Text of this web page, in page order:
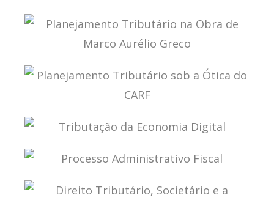
FUNDAMENTOS DO DIREITO TRIBUTÁRIO
BRASILEIRO
PLANEJAMENTO TRIBUTÁRIO NA OBRA DE
MARCO AURÉLIO GRECO
PLANEJAMENTO TRIBUTÁRIO SOB A ÓTICA DO
TRIBUTAÇÃO DA ECONOMIA DIGITAL
PROCESSO ADMINISTRATIVO FISCAL